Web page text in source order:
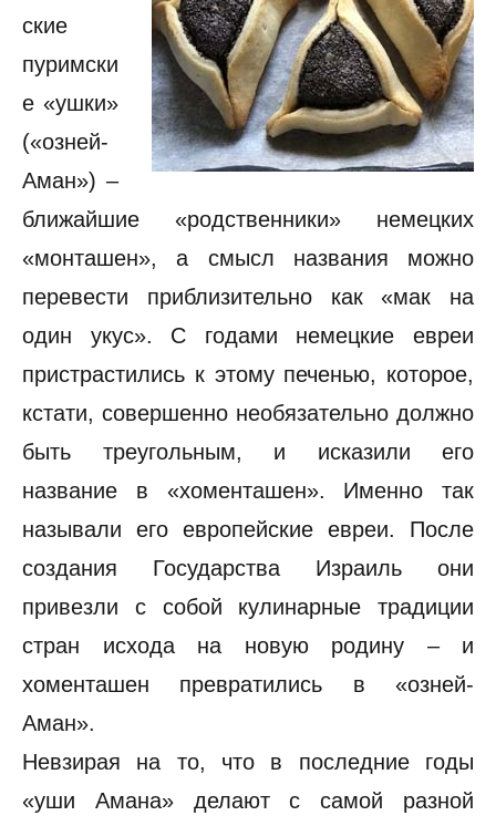
ские
пуримски
е «ушки»
(«озней-
Аман») –
ближайшие «родственники» немецких
«монташен», а смысл названия можно
перевести приблизительно как «мак на
один укус». С годами немецкие евреи
пристрастились к этому печенью, которое,
кстати, совершенно необязательно должно
быть треугольным, и исказили его
название в «хоменташен». Именно так
называли его европейские евреи. После
создания Государства Израиль они
привезли с собой кулинарные традиции
стран исхода на новую родину – и
хоменташен превратились в «озней-
Аман».
Невзирая на то, что в последние годы
«уши Амана» делают с самой разной